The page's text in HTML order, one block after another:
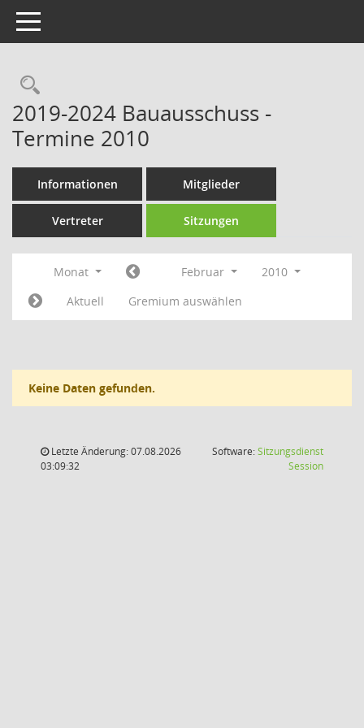
Toggle navigation
Rechercheauswahl
2019-2024 Bauausschuss -
Termine 2010
Informationen Mitglieder
Vertreter Sitzungen
Monat Februar
2010
Aktuell
Gremium auswählen
Keine Daten gefunden.
Letzte Änderung: 07.08.2026
03:09:32
Software:Sitzungsdienst
Session(Wird in